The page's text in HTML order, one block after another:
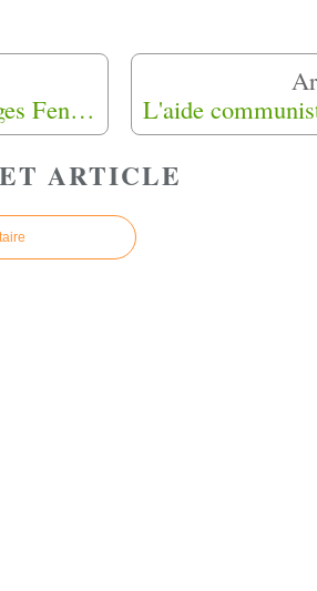
Question de M. Georges Fenech (Ump)
ARTICLE